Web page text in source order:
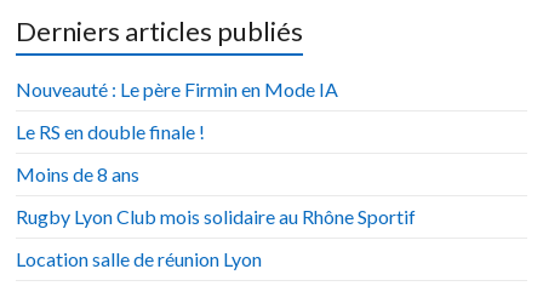
Derniers articles publiés
Nouveauté : Le père Firmin en Mode IA
Le RS en double finale !
Moins de 8 ans
Rugby Lyon Club mois solidaire au Rhône Sportif
Location salle de réunion Lyon